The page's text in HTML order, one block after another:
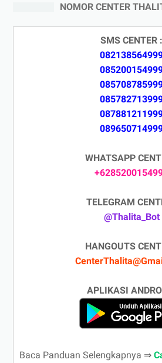
NOMOR CENTER
SMS CENTER :
WHATSAPP
TELEGRAM
@Thalita_Bot
HANGOUTS
APLIKASI
Baca Panduan Selengkapnya ⇒